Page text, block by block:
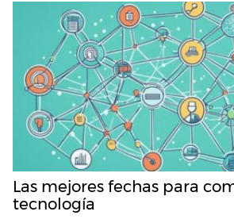
Las mejores fechas para
tecnología